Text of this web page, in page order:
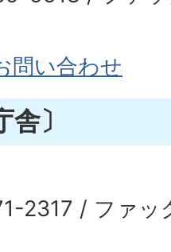
問い合わせ
〕
2317 / ファ